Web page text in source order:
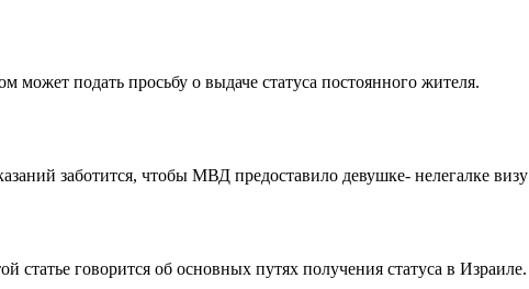
может подать просьбу о выдаче статуса постоянного жителя.
заботится, чтобы МВД предоставило девушке- нелегалке визу
статье говорится об основных путях получения статуса в Израиле.